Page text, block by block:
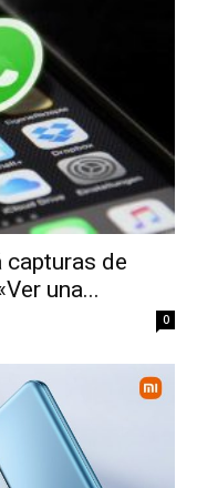
capturas de
una...
0